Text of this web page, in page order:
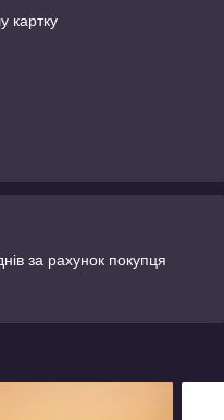
картку
за рахунок покупця